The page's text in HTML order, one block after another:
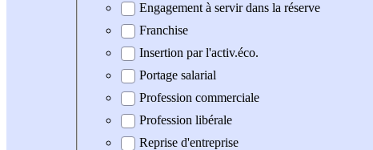
Engagement à servir dans la réserve
Franchise
Insertion par l'activ.éco.
Portage salarial
Profession commerciale
Profession libérale
Reprise d'entreprise